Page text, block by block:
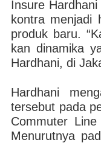
Insure
kontra menjadi
produk baru.
kan dinamika
Hardhani, di
Hardhani
tersebut pada
Commuter
Menurutnya